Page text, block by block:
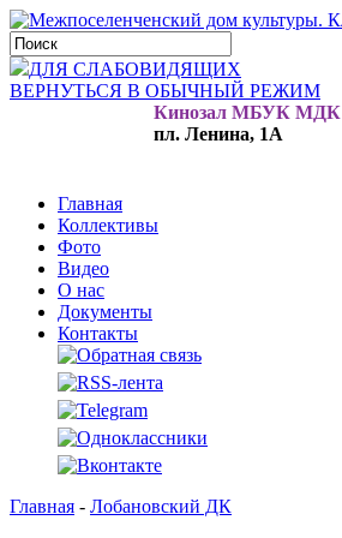
ДЛЯ СЛАБОВИДЯЩИХ
ВЕРНУТЬСЯ В ОБЫЧНЫЙ РЕЖИМ
Кинозал МБУК МДК
пл. Ленина, 1А
Главная
Коллективы
Фото
Видео
О нас
Документы
Контакты
Главная - Лобановский ДК